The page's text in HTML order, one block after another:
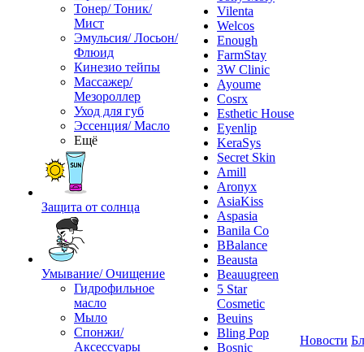
Тонер/ Тоник/
Мист
Эмульсия/ Лосьон/
Флюид
Кинезио тейпы
Массажер/
Мезороллер
Уход для губ
Эссенция/ Масло
Ещё
Защита от солнца
Умывание/ Очищение
Гидрофильное
масло
Мыло
Спонжи/
Аксессуары
Vilenta
Welcos
Enough
FarmStay
3W Clinic
Ayoume
Cosrx
Esthetic House
Eyenlip
KeraSys
Secret Skin
Amill
Aronyx
AsiaKiss
Aspasia
Banila Co
BBalance
Beausta
Beauugreen
5 Star
Cosmetic
Beuins
Bling Pop
Bosnic
Новости